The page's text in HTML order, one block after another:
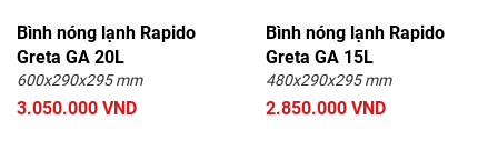
Bình nóng lạnh Rapido
Greta GA 20L
600x290x295 mm
3.050.000 VND
Bình nóng lạnh Rapido
Greta GA 15L
480x290x295 mm
2.850.000 VND